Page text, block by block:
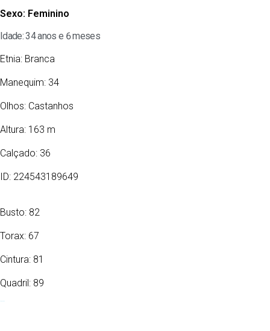
Sexo: Feminino
Idade: 34 anos e 6 meses
Etnia: Branca
Manequim: 34
Olhos: Castanhos
Altura: 163 m
Calçado: 36
ID: 224543189649
Busto: 82
Torax: 67
Cintura: 81
Quadril: 89